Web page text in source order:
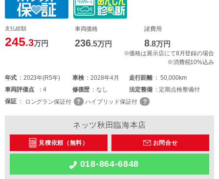
支払総額
245.3万円
車両価格
236.5万円
諸費用
8.8万円
※価格は展示店にて8月登録の場合
※消費税10%込み
年式 2023年(R5年) 車検 2028年4月 走行距離
50,000km
車両評価点 4 修復歴 なし 法定整備
定期点検整備付
保証
ロングラン保証付 ハイブリッド保証付
ネッツ秋田臨海本店
見積依頼（無料） お問合せ
018-864-6848